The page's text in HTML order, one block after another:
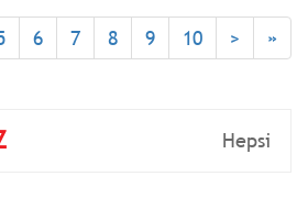
boyunca karadan müdahale
edildi.
6 7 8 9 10 > »
Hepsi